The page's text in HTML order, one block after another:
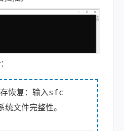
：
恢复：输入sfc
统文件完整性。